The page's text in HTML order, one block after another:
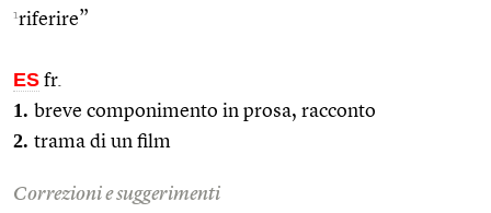
1riferire”
ES fr.
1. breve componimento in prosa, racconto
2. trama di un film
Correzioni e suggerimenti